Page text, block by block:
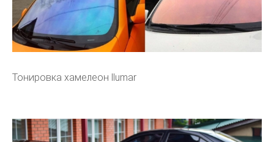
Тонировка хамелеон llumar